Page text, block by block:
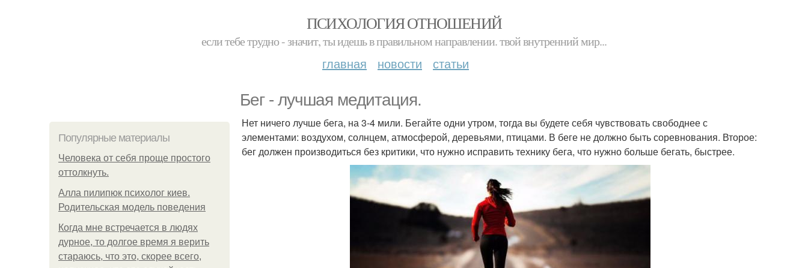
ПСИХОЛОГИЯ ОТНОШЕНИЙ
если тебе трудно - значит, ты идешь в правильном направлении. твой внутренний мир...
главная новости статьи
Бег - лучшая медитация.
Популярные материалы
Человека от себя проще простого
оттолкнуть.
Алла пилипюк психолог киев.
Родительская модель поведения
Когда мне встречается в людях
дурное, то долгое время я верить
стараюсь, что это, скорее всего,
Нет ничего лучше бега, на 3-4 мили. Бегайте одни утром, тогда вы будете себя чувствовать свободнее с
элементами: воздухом, солнцем, атмосферой, деревьями, птицами. В беге не должно быть соревнования. Второе:
бег должен производиться без критики, что нужно исправить технику бега, что нужно больше бегать, быстрее.